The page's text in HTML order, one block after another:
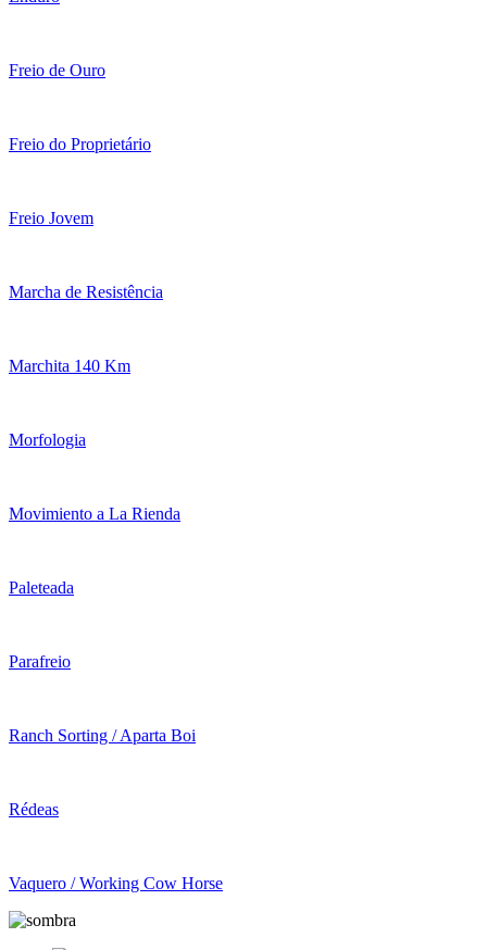
Freio de Ouro
Freio do Proprietário
Freio Jovem
Marcha de Resistência
Marchita 140 Km
Morfologia
Movimiento a La Rienda
Paleteada
Parafreio
Ranch Sorting / Aparta Boi
Rédeas
Vaquero / Working Cow Horse